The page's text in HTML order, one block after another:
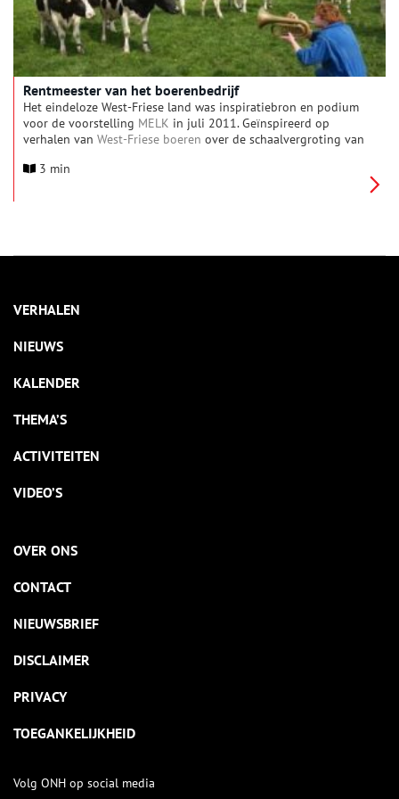
Rentmeester van het boerenbedrijf
Het eindeloze West-Friese land was inspiratiebron en podium
voor de voorstelling MELK in juli 2011. Geïnspireerd op
verhalen van West-Friese boeren over de schaalvergroting van
Kwartier voor
3 min
VERHALEN
NIEUWS
KALENDER
THEMA’S
ACTIVITEITEN
VIDEO’S
OVER ONS
CONTACT
NIEUWSBRIEF
DISCLAIMER
PRIVACY
TOEGANKELIJKHEID
Volg ONH op social media